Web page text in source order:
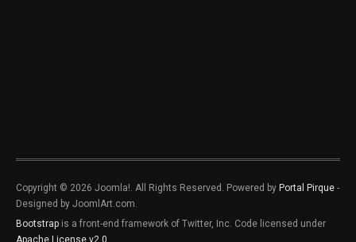
Copyright © 2026 Joomla!. All Rights Reserved. Powered by Portal Pirque -
Designed by JoomlArt.com.
Bootstrap is a front-end framework of Twitter, Inc. Code licensed under